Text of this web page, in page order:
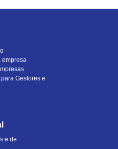
empresa
Gestores e
e de